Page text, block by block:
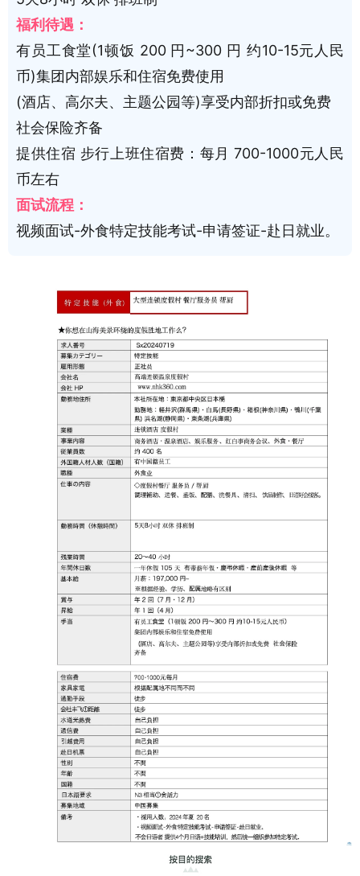
福利待遇：
有员工食堂(1顿饭 200 円~300 円 约10-15元人民
币)集团内部娱乐和住宿免费使用
(酒店、高尔夫、主题公园等)享受内部折扣或免费
社会保险齐备
提供住宿 步行上班住宿费：每月 700-1000元人民
币左右
面试流程：
视频面试-外食特定技能考试-申请签证-赴日就业。